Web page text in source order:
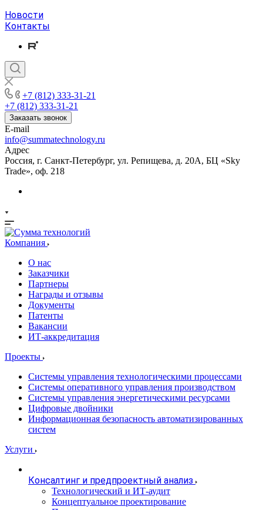
Новости
Контакты
+7 (812) 333-31-21
+7 (812) 333-31-21
Заказать звонок
E-mail
info@summatechnology.ru
Адрес
Россия, г. Санкт-Петербург, ул. Репищева, д. 20А, БЦ «Sky
Trade», оф. 218
Компания
О нас
Заказчики
Партнеры
Награды и отзывы
Документы
Патенты
Вакансии
ИТ-аккредитация
Проекты
Системы управления технологическими процессами
Системы оперативного управления производством
Системы управления энергетическими ресурсами
Цифровые двойники
Информационная безопасность автоматизированных
систем
Услуги
Консалтинг и предпроектный анализ
Технологический и ИТ-аудит
Концептуальное проектирование